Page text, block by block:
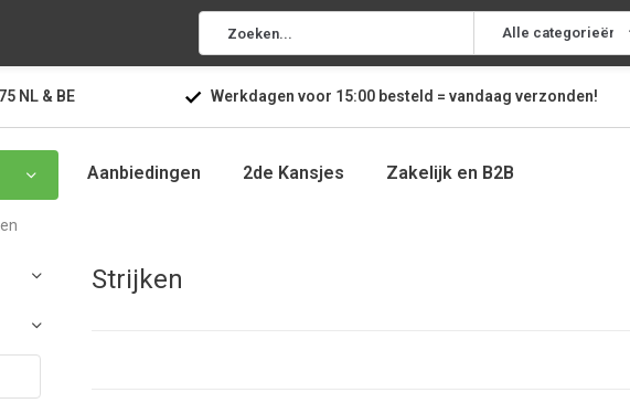
Alle categorieën
NL & BE Werkdagen voor 15:00besteld = vandaag verzonden!
Aanbiedingen 2de Kansjes Zakelijk en B2B
Strijken